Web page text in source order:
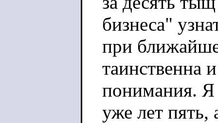
бизнеса"
при
таинственна
понимания.
уже лет